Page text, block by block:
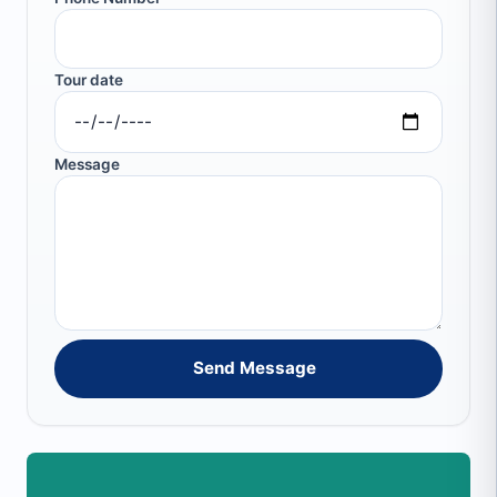
Tour date
Message
Send Message